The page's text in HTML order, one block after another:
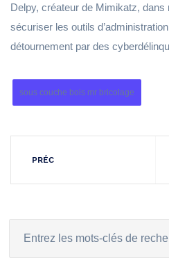
Delpy, créateur de Mimikatz,
sécuriser les outils
détournement par des
sous couche bois mr bricolage
PRÉC